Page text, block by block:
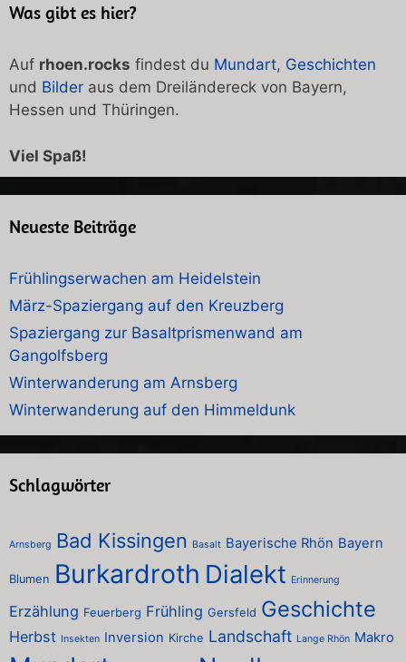
Was gibt es hier?
Auf rhoen.rocks findest du Mundart, Geschichten
und Bilder aus dem Dreiländereck von Bayern,
Hessen und Thüringen.
Viel Spaß!
Neueste Beiträge
Frühlingserwachen am Heidelstein
März-Spaziergang auf den Kreuzberg
Spaziergang zur Basaltprismenwand am
Gangolfsberg
Winterwanderung am Arnsberg
Winterwanderung auf den Himmeldunk
Schlagwörter
Arnsberg Bad Kissingen Basalt Bayerische Rhön Bayern
Blumen Burkardroth Dialekt Erinnerung
Erzählung Feuerberg Frühling Gersfeld Geschichte
Herbst Insekten Inversion Kirche Landschaft Lange Rhön Makro